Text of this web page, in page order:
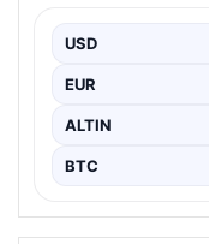
Çıktı
Ankara’nın
yönelik yürütülen
USD
EUR
ALTIN
BTC